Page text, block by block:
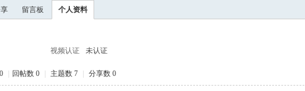
留言板 个人资料
视频认证 未认证
回帖数 0 主题数 7 分享数 0